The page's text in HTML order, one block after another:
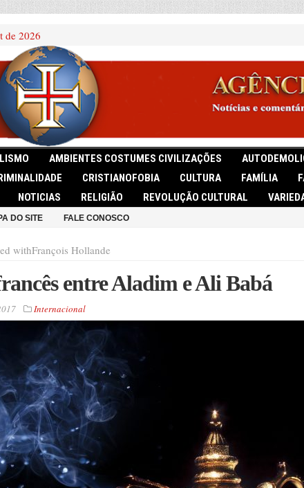
de 2026
AMBIENTES COSTUMES CIVILIZAÇÕES
CRISTIANOFOBIA CULTURA FAMÍLIA
NOTICIAS RELIGIÃO REVOLUÇÃO CULTURAL
DO SITE FALE CONOSCO
withFrançois Hollande
entre Aladim e Ali Babá
Internacional